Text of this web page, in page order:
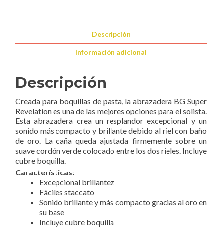
Descripción
Información adicional
Descripción
Creada para boquillas de pasta, la abrazadera BG Super
Revelation es una de las mejores opciones para el solista.
Esta abrazadera crea un resplandor excepcional y un
sonido más compacto y brillante debido al riel con baño
de oro. La caña queda ajustada firmemente sobre un
suave cordón verde colocado entre los dos rieles. Incluye
cubre boquilla.
Características:
Excepcional brillantez
Fáciles staccato
Sonido brillante y más compacto gracias al oro en
su base
Incluye cubre boquilla